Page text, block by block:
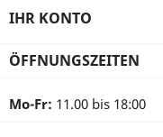
IHR KONTO
ÖFFNUNGSZEITEN
Mo-Fr: 11.00 bis 18:00